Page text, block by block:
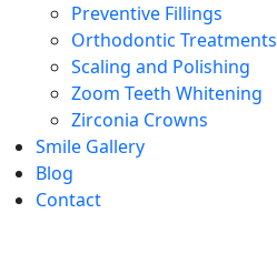
Preventive Fillings
Orthodontic Treatments
Scaling and Polishing
Zoom Teeth Whitening
Zirconia Crowns
Smile Gallery
Blog
Contact